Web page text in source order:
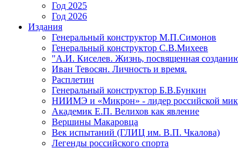
Год 2025
Год 2026
Издания
Генеральный конструктор М.П.Симонов
Генеральный конструктор С.В.Михеев
"А.И. Киселев. Жизнь, посвященная
Иван Тевосян. Личность и время.
Расплетин
Генеральный конструктор Б.В.Бункин
НИИМЭ и «Микрон» - лидер российской
Академик Е.П. Велихов как явление
Вершины Макаровца
Век испытаний (ГЛИЦ им. В.П. Чкалова)
Легенды российского спорта